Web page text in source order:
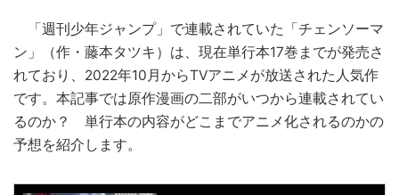
「週刊少年ジャンプ」で連載されていた「チェンソーマ
ン」（作・藤本タツキ）は、現在単行本17巻までが発売さ
れており、2022年10月からTVアニメが放送された人気作
です。本記事では原作漫画の二部がいつから連載されてい
るのか？ 単行本の内容がどこまでアニメ化されるのかの
予想を紹介します。